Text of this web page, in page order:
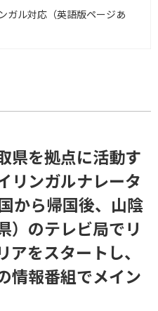
ガル対応（英語版ページあ
県を拠点に活動す
リンガルナレータ
から帰国後、山陰
）のテレビ局でリ
アをスタートし、
情報番組でメイン